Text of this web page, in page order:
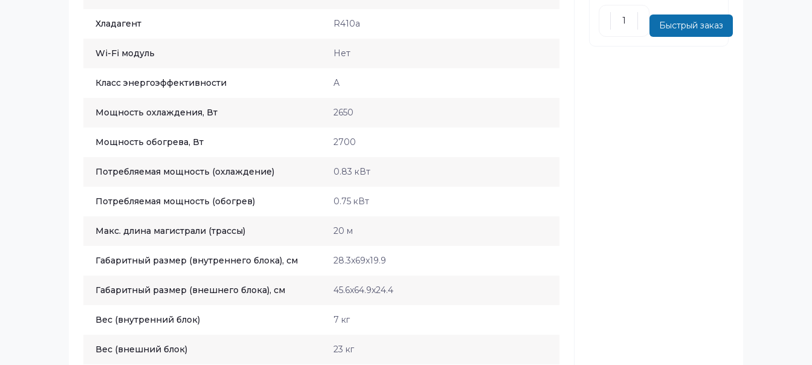
Хладагент R410a
Wi-Fi модуль Нет
Класс энергоэффективности A
Мощность охлаждения, Вт 2650
Мощность обогрева, Вт 2700
Потребляемая мощность (охлаждение) 0.83 кВт
Потребляемая мощность (обогрев) 0.75 кВт
Макс. длина магистрали (трассы) 20 м
Габаритный размер (внутреннего блока), см 28.3x69x19.9
Габаритный размер (внешнего блока), см 45.6x64.9x24.4
Вес (внутренний блок) 7 кг
Вес (внешний блок) 23 кг
Быстрый заказ